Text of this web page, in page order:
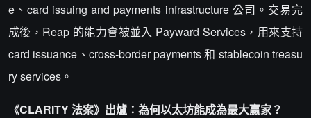
e、card issuing and payments infrastructure 公司。交易完
成後，Reap 的能力會被並入 Payward Services，用來支持
card issuance、cross-border payments 和 stablecoin treasu
ry services。
《CLARITY 法案》出爐：為何以太坊能成為最大贏家？